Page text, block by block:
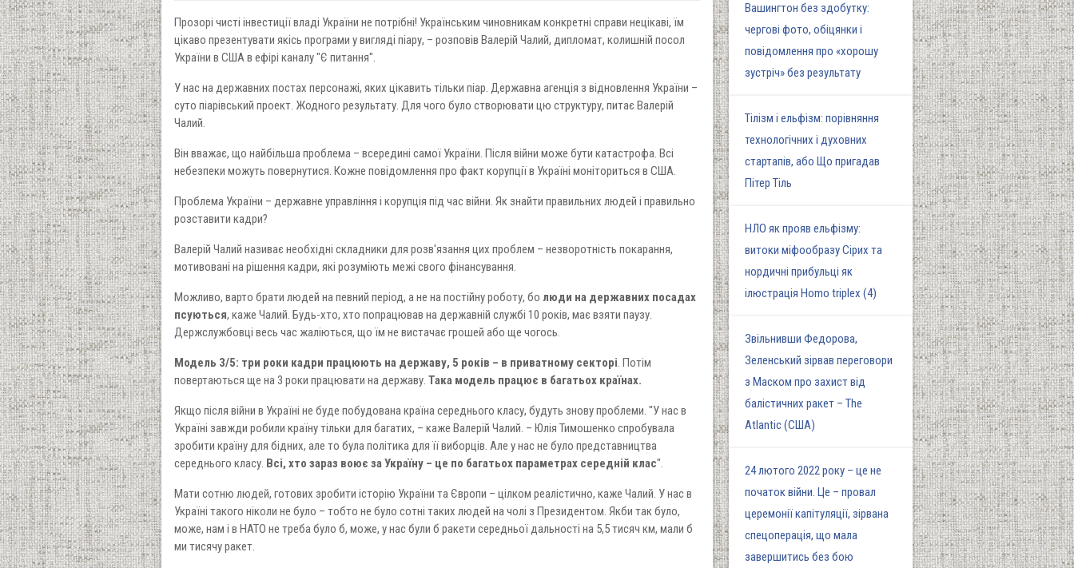
Прозорі чисті інвестиції владі України не потрібні! Українським чиновникам конкретні справи нецікаві, їм
цікаво презентувати якісь програми у вигляді піару, – розповів Валерій Чалий, дипломат, колишній посол
України в США в ефірі каналу "Є питання".
У нас на державних постах персонажі, яких цікавить тільки піар. Державна агенція з відновлення України –
суто піарівський проект. Жодного результату. Для чого було створювати цю структуру, питає Валерій
Чалий.
Він вважає, що найбільша проблема – всередині самої України. Після війни може бути катастрофа. Всі
небезпеки можуть повернутися. Кожне повідомлення про факт корупції в Україні моніториться в США.
Проблема України – державне управління і корупція під час війни. Як знайти правильних людей і правильно
розставити кадри?
Валерій Чалий називає необхідні складники для розв'язання цих проблем – незворотність покарання,
мотивовані на рішення кадри, які розуміють межі свого фінансування.
Можливо, варто брати людей на певний період, а не на постійну роботу, бо люди на державних посадах
псуються, каже Чалий. Будь-хто, хто попрацював на державній службі 10 років, має взяти паузу.
Держслужбовці весь час жаліються, що їм не вистачає грошей або ще чогось.
Модель 3/5: три роки кадри працюють на державу, 5 років – в приватному секторі. Потім
повертаються ще на 3 роки працювати на державу. Така модель працює в багатьох країнах.
Якщо після війни в Україні не буде побудована країна середнього класу, будуть знову проблеми. "У нас в
Україні завжди робили країну тільки для багатих, – каже Валерій Чалий. – Юлія Тимошенко спробувала
зробити країну для бідних, але то була політика для її виборців. Але у нас не було представництва
середнього класу. Всі, хто зараз воює за Україну – це по багатьох параметрах середній клас".
Мати сотню людей, готових зробити історію України та Європи – цілком реалістично, каже Чалий. У нас в
Україні такого ніколи не було – тобто не було сотні таких людей на чолі з Президентом. Якби так було,
може, нам і в НАТО не треба було б, може, у нас були б ракети середньої дальності на 5,5 тисяч км, мали б
ми тисячу ракет.
Вашингтон без здобутку:
чергові фото, обіцянки і
повідомлення про «хорошу
зустріч» без результату
Тілізм і ельфізм: порівняння
технологічних і духовних
стартапів, або Що пригадав
Пітер Тіль
НЛО як прояв ельфізму:
витоки міфообразу Сірих та
нордичні прибульці як
ілюстрація Homo triplex (4)
Звільнивши Федорова,
Зеленський зірвав переговори
з Маском про захист від
балістичних ракет – The
Atlantic (США)
24 лютого 2022 року – це не
початок війни. Це – провал
церемонії капітуляції, зірвана
спецоперація, що мала
завершитись без бою